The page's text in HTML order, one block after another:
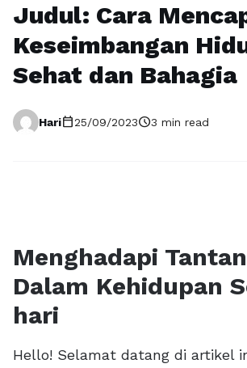
Judul: Cara
Keseimbangan
Sehat dan Bahagia
Haricalendar_today25/09/2023schedule3 min read
Menghadapi
Dalam Kehidupan
hari
Hello! Selamat datang di artikel